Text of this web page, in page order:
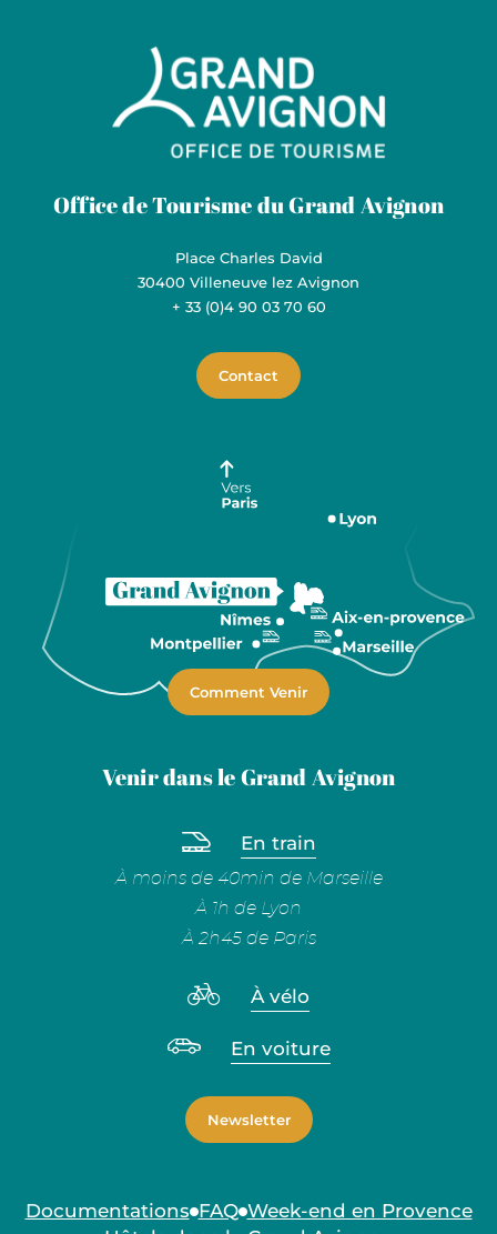
Grand Avignon Tourisme
Office de Tourisme du Grand Avignon
Place Charles David
30400 Villeneuve lez Avignon
+ 33 (0)4 90 03 70 60
Contact
Comment Venir
Venir dans le Grand Avignon
En train
À moins de 40min de Marseille
À 1h de Lyon
À 2h45 de Paris
À vélo
En voiture
Newsletter
Documentations FAQ Week-end en Provence